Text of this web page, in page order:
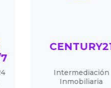
CENTURY21
Intermediación
Inmobiliaria